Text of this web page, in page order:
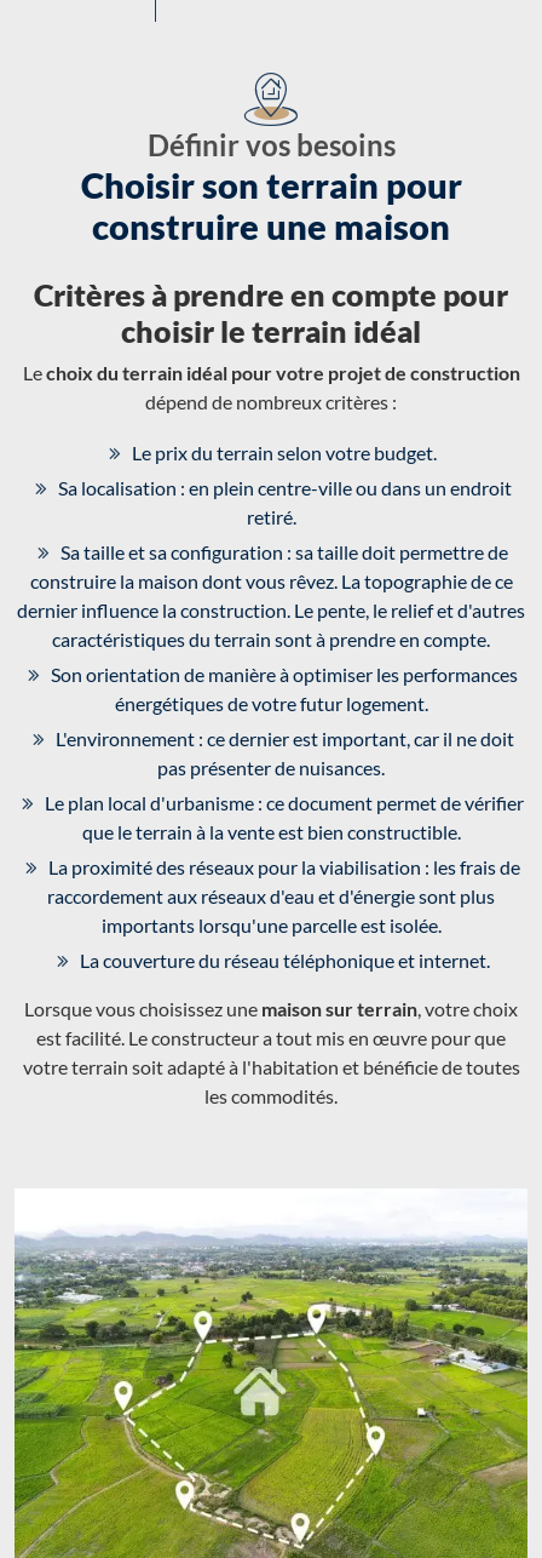
Définir vos besoins
Choisir son terrain pour
construire une maison
Critères à prendre en compte pour
choisir le terrain idéal
Lechoix du terrain idéal pour votre projet de construction
dépend de nombreux critères :
Le prix du terrain selon votre budget.
Sa localisation : en plein centre-ville ou dans un endroit
retiré.
Sa taille et sa configuration : sa taille doit permettre de
construire la maison dont vous rêvez. La topographie de ce
dernier influence la construction. Le pente, le relief et d'autres
caractéristiques du terrain sont à prendre en compte.
Son orientation de manière à optimiser les performances
énergétiques de votre futur logement.
L'environnement : ce dernier est important, car il ne doit
pas présenter de nuisances.
Le plan local d'urbanisme : ce document permet de vérifier
que le terrain à la vente est bien constructible.
La proximité des réseaux pour la viabilisation : les frais de
raccordement aux réseaux d'eau et d'énergie sont plus
importants lorsqu'une parcelle est isolée.
La couverture du réseau téléphonique et internet.
Lorsque vous choisissez une maison sur terrain , votre choix
est facilité. Le constructeur a tout mis en œuvre pour que
votre terrain soit adapté à l'habitation et bénéficie de toutes
les commodités.